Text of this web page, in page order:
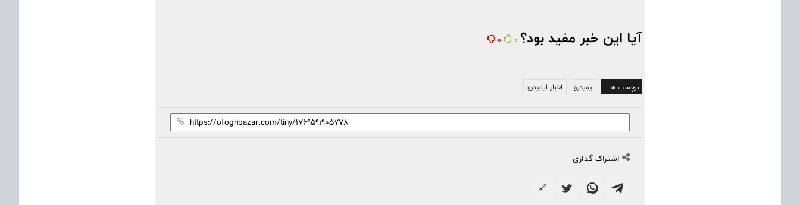
آیا این خبر مفید بود؟ 0
0
برچسب ها: ایمیدرو اخبار ایمیدرو
اشتراک گذاری
🔗